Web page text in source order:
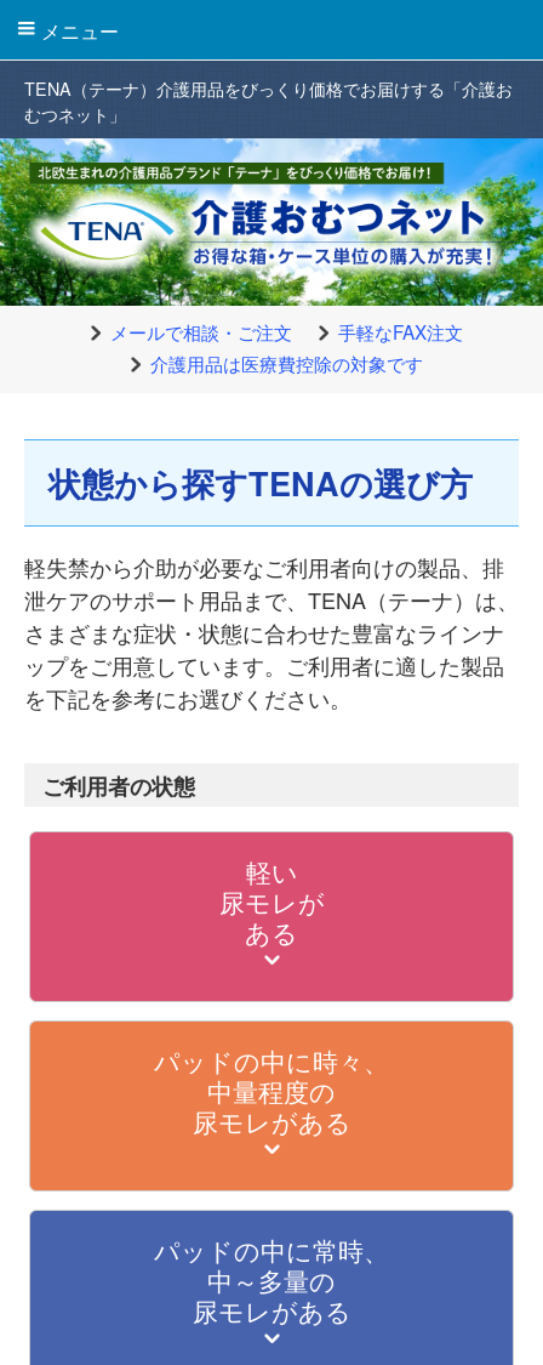
メニュー
TENA（テーナ）介護用品をびっくり価格でお届けする「介護お
むつネット」
メールで相談・ご注文
手軽なFAX注文
介護用品は医療費控除の対象です
状態から探すTENAの選び方
軽失禁から介助が必要なご利用者向けの製品、排
泄ケアのサポート用品まで、TENA（テーナ）は、
さまざまな症状・状態に合わせた豊富なラインナ
ップをご用意しています。ご利用者に適した製品
を下記を参考にお選びください。
ご利用者の状態
軽い
尿モレが
ある
パッドの中に時々、
中量程度の
尿モレがある
パッドの中に常時、
中～多量の
尿モレがある